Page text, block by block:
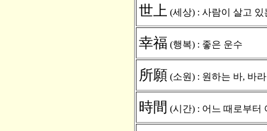
世上 (세상) : 사람이 살고 있
幸福 (행복) : 좋은 운수
所願 (소원) : 원하는 바, 바
時間 (시간) : 어느 때로부터